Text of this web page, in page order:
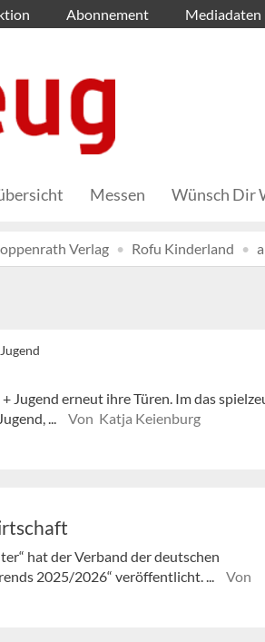
Abonnement Mediadaten
Messen Wünsch Dir
Verlag Rofu Kinderland
Jugend erneut ihre Türen. Im das
...
Von Katja Keienburg
hat der Verband der deutschen
2025/2026“ veröffentlicht. ...
Von